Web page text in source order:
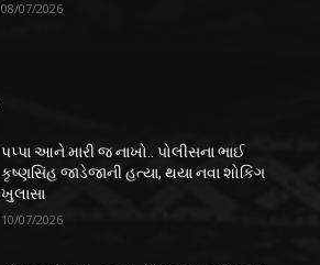
08/07/2026
પપ્પા આને મારી જ નાખો.. પોલીસના ભાઈ
કૃષ્ણસિંહ જાડેજાની હત્યા, થયા નવા શોકિંગ
ખુલાસા
10/07/2026